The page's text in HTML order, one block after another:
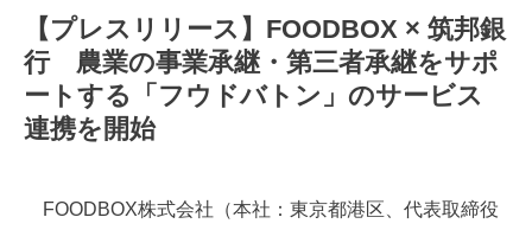
【プレスリリース】FOODBOX × 筑邦銀
行 農業の事業承継・第三者承継をサポ
ートする「フウドバトン」のサービス
連携を開始
FOODBOX株式会社（本社：東京都港区、代表取締役